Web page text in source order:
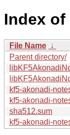
Index of
File Name ↓
Parent directory/
kf5-akonadi-
kf5-akonadi-
sha512.sum
kf5-akonadi-